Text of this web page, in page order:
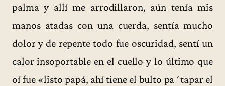
palma y allí me arrodillaron, aún tenía mis
manos atadas con una cuerda, sentía mucho
dolor y de repente todo fue oscuridad, sentí un
calor insoportable en el cuello y lo último que
oí fue «listo papá, ahí tiene el bulto pa´tapar el